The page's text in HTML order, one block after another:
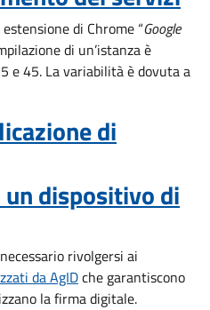
di Chrome “Google
di un’istanza è
e 45. La variabilità è dovuta a
di
dispositivo di
rivolgersi ai
da AgIDche garantiscono
la firma digitale.